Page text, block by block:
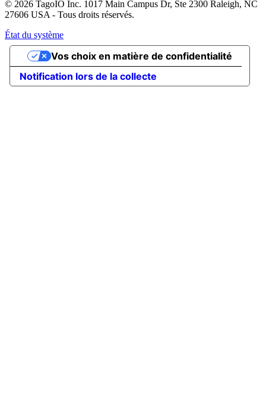
© 2026 TagoIO Inc. 1017 Main Campus Dr, Ste 2300 Raleigh, NC
27606 USA - Tous droits réservés.
État du système
Notification lors de la collecte
Vos choix en matière de confidentialité